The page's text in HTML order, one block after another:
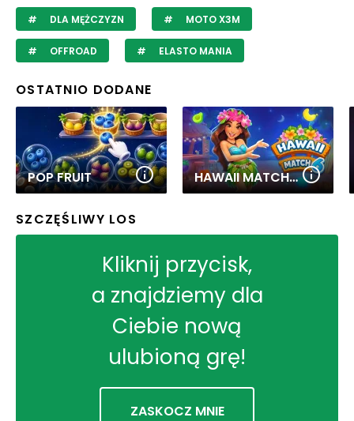
DLA MĘŻCZYZN MOTO X3M
OFFROAD ELASTO MANIA
OSTATNIO DODANE
POP FRUIT HAWAII MATCH 6
SZCZĘŚLIWY LOS
Kliknij przycisk,
a znajdziemy dla
Ciebie nową
ulubioną grę!
ZASKOCZ MNIE